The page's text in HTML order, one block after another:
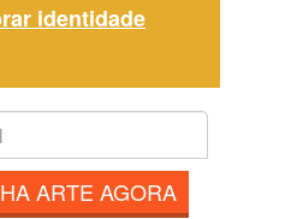
identidade
ARTE AGORA